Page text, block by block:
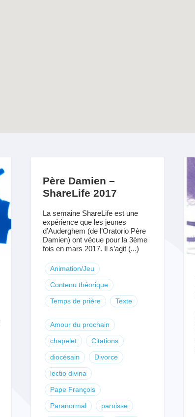
Père Damien –
ShareLife 2017
La semaine ShareLife est une
expérience que les jeunes
d’Auderghem (de l’Oratorio Père
Damien) ont vécue pour la 3ème
fois en mars 2017. Il s’agit (...)
Animation/Jeu
Contenu théorique
Temps de prière Texte
Amour du prochain
chapelet Citations
diocésain Divorce
lectio divina
Pape François
Paranormal paroisse